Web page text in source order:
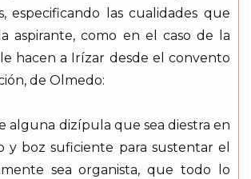
especificando las cualidades que
aspirante, como en el caso de la
hacen a Irízar desde el convento
de Olmedo:
alguna dizípula que sea diestra en
y boz suficiente para sustentar el
sea organista, que todo lo